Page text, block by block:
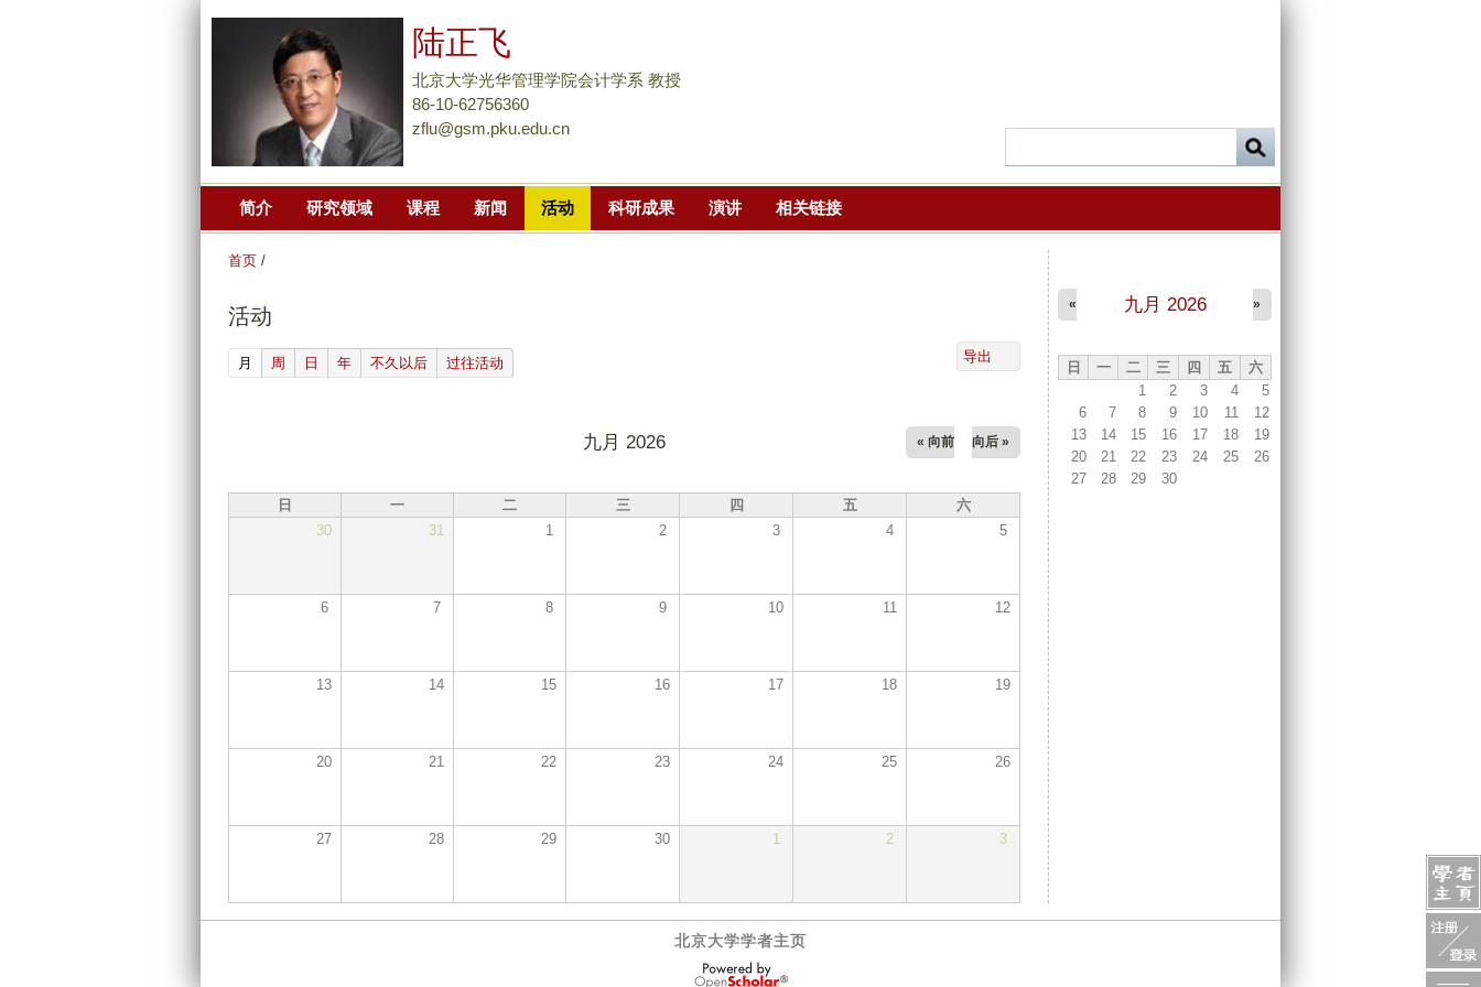
到
主
要
陆正飞
北京大学光华管理学院会计学系 教授
86-10-62756360
zflu@gsm.pku.edu.cn
简介 研究领域 课程 新闻 活动 科研成果 演讲 相关链接
首页 /
活动
月 (active tab)
周 日 年 不久以后 过往活动
九月 2026 « 向前 向后 »
导出
日 一 二 三 四 五
六
30
31 1 2 3 4 5
6 7 8 9 10 11 12
13 14 15 16 17 18 19
20 21 22 23 24 25 26
27 28 29 30 1 2 3
九月 2026
« »
日 一 二 三 四 五
六
1
2 3 4
5
6
7 8 9 10 11
12
13
14 15 16 17 18
19
20
21 22 23 24 25
26
27
28 29 30
北京大学学者主页
OpenScholar